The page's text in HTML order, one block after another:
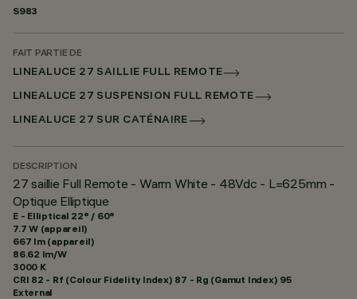
S983
FAIT PARTIE DE
LINEALUCE 27 SAILLIE FULL REMOTE
LINEALUCE 27 SUSPENSION FULL REMOTE
LINEALUCE 27 SUR CATÉNAIRE
DESCRIPTION
27 saillie Full Remote - Warm White - 48Vdc - L=625mm -
Optique Elliptique
E - Elliptical 22° / 60°
7.7 W (appareil)
667 lm (appareil)
86.62 lm/W
3000 K
CRI 82 - Rf (Colour Fidelity Index) 87 - Rg (Gamut Index) 95
External